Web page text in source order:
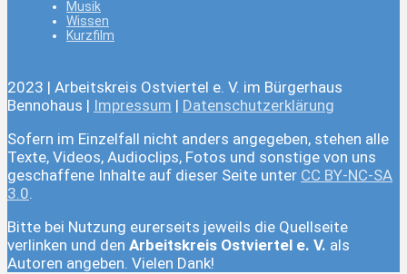
Musik
Wissen
Kurzfilm
2023 | Arbeitskreis Ostviertel e. V. im Bürgerhaus
Bennohaus | Impressum | Datenschutzerklärung
Sofern im Einzelfall nicht anders angegeben, stehen alle
Texte, Videos, Audioclips, Fotos und sonstige von uns
geschaffene Inhalte auf dieser Seite unter CC BY-NC-SA
3.0.
Bitte bei Nutzung eurerseits jeweils die Quellseite
verlinken und den Arbeitskreis Ostviertel e. V. als
Autoren angeben. Vielen Dank!